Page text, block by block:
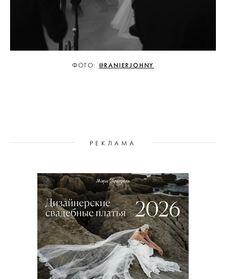
ФОТО: @RANIERJOHNY
РЕКЛАМА